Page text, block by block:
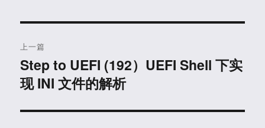
章
导
航
上一篇
上
篇
章：
Step to UEFI (192）UEFI Shell 下实
现 INI 文件的解析